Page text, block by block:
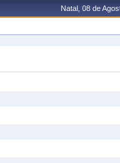
Natal, 08 de